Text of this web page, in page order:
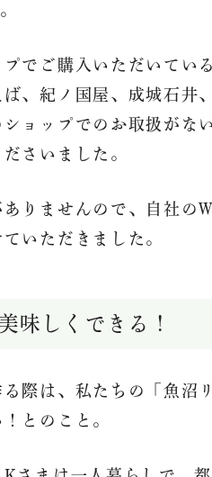
でご購入いただいてい
、紀ノ国屋、成城石井
ョップでのお取扱がな
さいました。
りませんので、自社の
いただきました。
味しくできる！
際は、私たちの「魚沼
とのこと。